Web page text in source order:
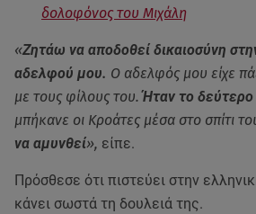
δολοφόνος του Μιχάλη
«Ζητάω να αποδοθεί δικαιοσύνη
αδελφού μου. Ο αδελφός μου είχε
με τους φίλους του.Ήταν το δεύτερο
μπήκανε οι Κροάτες μέσα στο σπίτι
να αμυνθεί», είπε.
Πρόσθεσε ότι πιστεύει στην
κάνει σωστά τη δουλειά της.